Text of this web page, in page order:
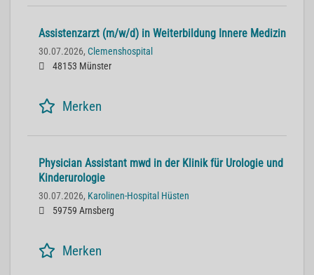
Assistenzarzt (m/w/d) in Weiterbildung Innere Medizin
30.07.2026, Clemenshospital
48153 Münster
Merken
Physician Assistant mwd in der Klinik für Urologie und
Kinderurologie
30.07.2026, Karolinen-Hospital Hüsten
59759 Arnsberg
Merken